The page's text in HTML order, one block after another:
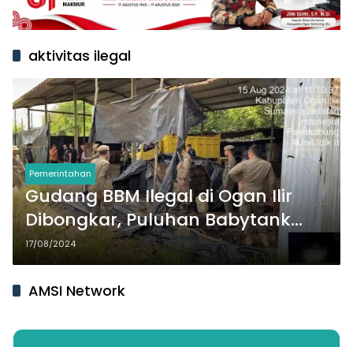
aktivitas ilegal
Pemerintahan
Gudang BBM Ilegal di Ogan Ilir
Dibongkar, Puluhan Babytank
Ditemukan
17/08/2024
AMSI Network